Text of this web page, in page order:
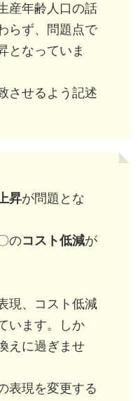
産年齢人口の話
らず、問題点で
となっていま
させるよう記述
昇が問題とな
のコスト低減が
現、コスト低減
います。しか
えに過ぎませ
表現を変更する